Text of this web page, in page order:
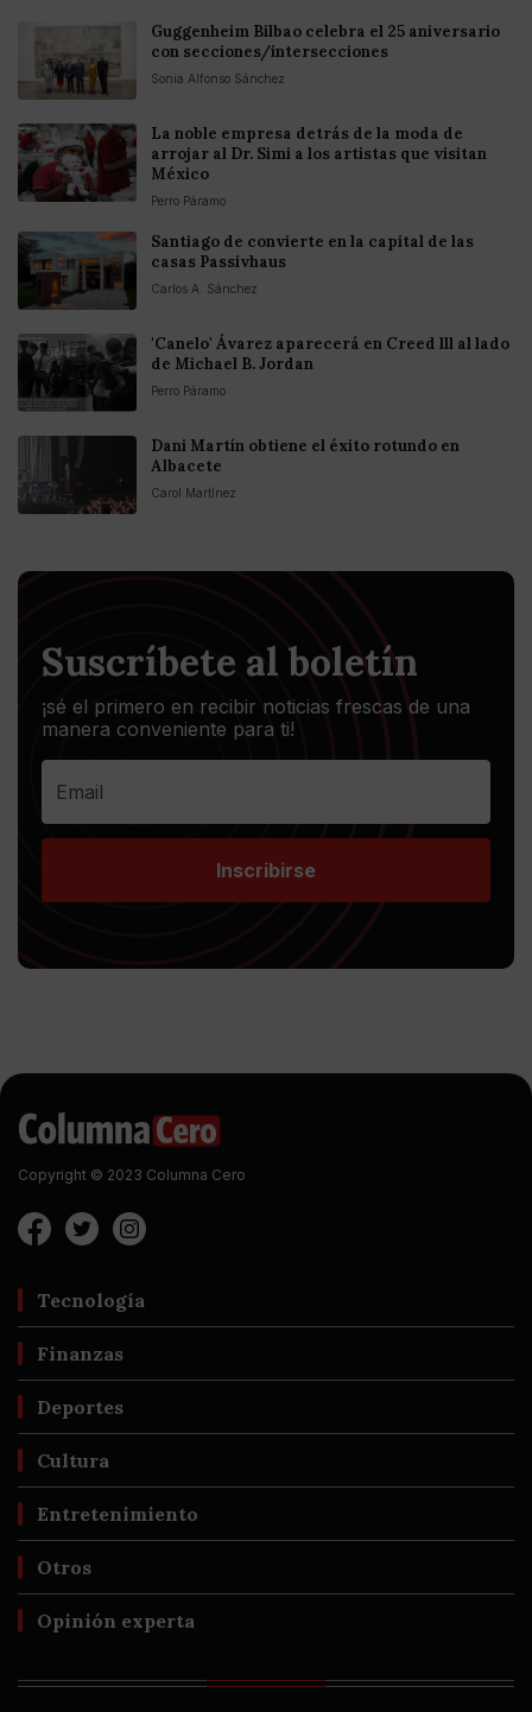
Guggenheim Bilbao celebra el 25 aniversario
con secciones/intersecciones
Sonia Alfonso Sánchez
La noble empresa detrás de la moda de
arrojar al Dr. Simi a los artistas que visitan
México
Perro Páramo
Santiago de convierte en la capital de las
casas Passivhaus
Carlos A. Sánchez
'Canelo' Ávarez aparecerá en Creed lll al lado
de Michael B. Jordan
Perro Páramo
Dani Martín obtiene el éxito rotundo en
Albacete
Carol Martínez
Suscríbete al boletín
¡sé el primero en recibir noticias frescas de una
manera conveniente para ti!
Inscribirse
Copyright © 2023 Columna Cero
Tecnología
Finanzas
Deportes
Cultura
Entretenimiento
Otros
Opinión experta